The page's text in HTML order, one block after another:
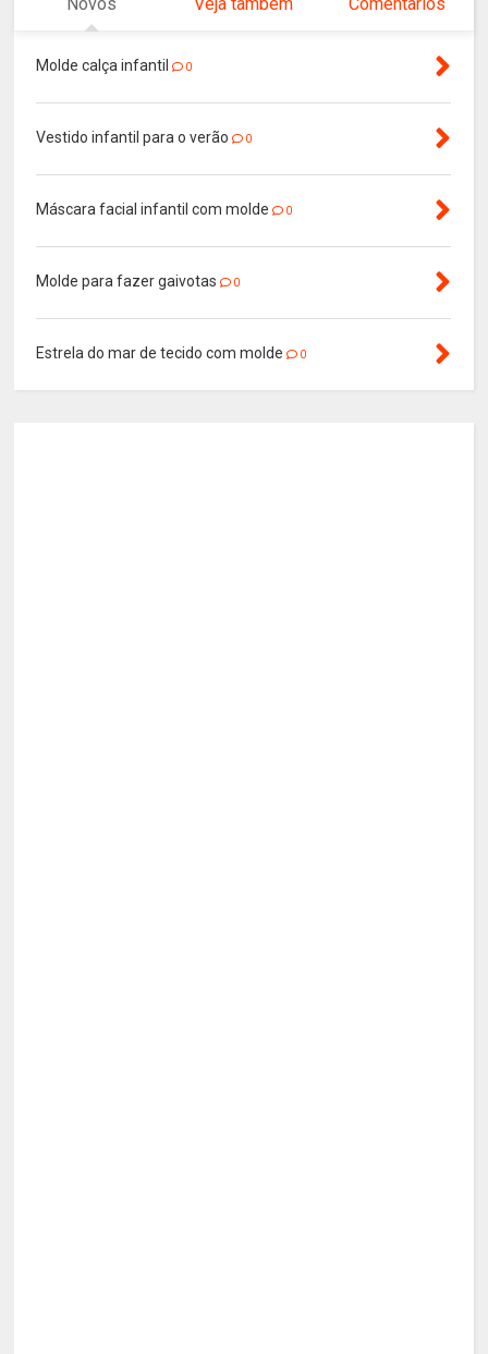
Molde calça infantil 0
Vestido infantil para o verão 0
Máscara facial infantil com molde 0
Molde para fazer gaivotas 0
Estrela do mar de tecido com molde 0